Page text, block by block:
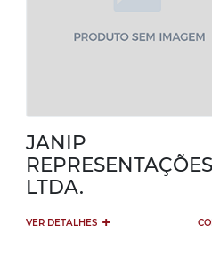
JANIP
REPRESENTAÇÕES
LTDA.
VER DETALHES +